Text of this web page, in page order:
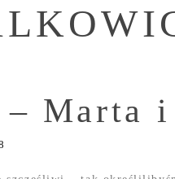
Marta